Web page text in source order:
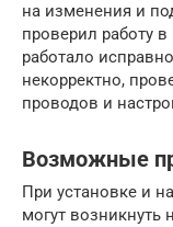
на изменения и
проверил работу
работало
некорректно,
проводов и
Возможные
При установке и
могут